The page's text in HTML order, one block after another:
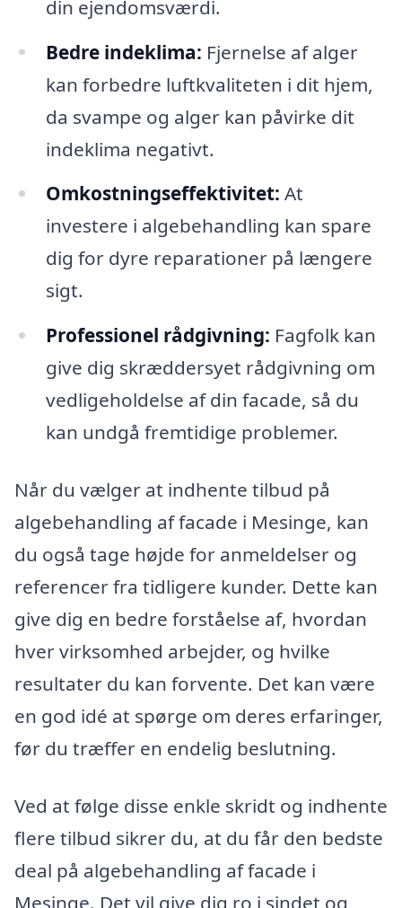
din ejendomsværdi.
Bedre indeklima: Fjernelse af alger
kan forbedre luftkvaliteten i dit hjem,
da svampe og alger kan påvirke dit
indeklima negativt.
Omkostningseffektivitet: At
investere i algebehandling kan spare
dig for dyre reparationer på længere
sigt.
Professionel rådgivning: Fagfolk kan
give dig skræddersyet rådgivning om
vedligeholdelse af din facade, så du
kan undgå fremtidige problemer.
Når du vælger at indhente tilbud på
algebehandling af facade i Mesinge, kan
du også tage højde for anmeldelser og
referencer fra tidligere kunder. Dette kan
give dig en bedre forståelse af, hvordan
hver virksomhed arbejder, og hvilke
resultater du kan forvente. Det kan være
en god idé at spørge om deres erfaringer,
før du træffer en endelig beslutning.
Ved at følge disse enkle skridt og indhente
flere tilbud sikrer du, at du får den bedste
deal på algebehandling af facade i
Mesinge. Det vil give dig ro i sindet og